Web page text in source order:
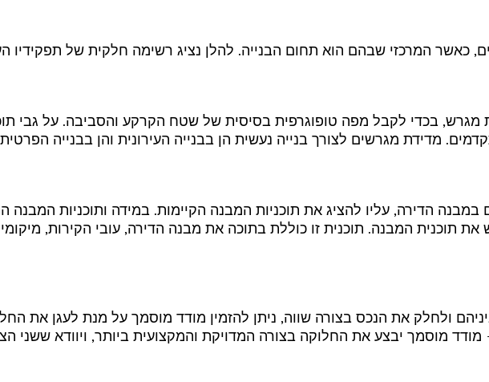
כאשר המרכזי שבהם הוא תחום הבנייה. להלן נציג רשימה חלקית של תפקידיו
בכדי לקבל מפה טופוגרפית בסיסית של שטח הקרקע והסביבה. על גבי
מדידת מגרשים לצורך בנייה נעשית הן בבנייה העירונית והן בבנייה
הדירה, עליו להציג את תוכניות המבנה הקיימות. במידה ותוכניות המבנה
את תוכנית המבנה. תוכנית זו כוללת בתוכה את מבנה הדירה, עובי הקירות,
ולחלק את הנכס בצורה שווה, ניתן להזמין מודד מוסמך על מנת לעגן את
מוסמך יבצע את החלוקה בצורה המדויקת והמקצועית ביותר, ויוודא